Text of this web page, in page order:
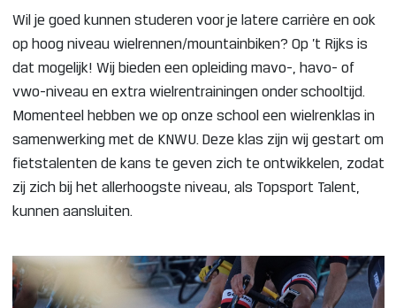
Wil je goed kunnen studeren voor je latere carrière en ook
op hoog niveau wielrennen/mountainbiken? Op ’t Rijks is
dat mogelijk! Wij bieden een opleiding mavo-, havo- of
vwo-niveau en extra wielrentrainingen onder schooltijd.
Momenteel hebben we op onze school een wielrenklas in
samenwerking met de KNWU. Deze klas zijn wij gestart om
fietstalenten de kans te geven zich te ontwikkelen, zodat
zij zich bij het allerhoogste niveau, als Topsport Talent,
kunnen aansluiten.